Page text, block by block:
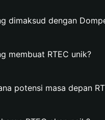
dimaksud dengan
membuat RTEC unik?
potensi masa depan